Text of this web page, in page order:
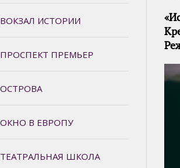
ВОКЗАЛ ИСТОРИИ
ПРОСПЕКТ ПРЕМЬЕР
ОСТРОВА
ОКНО В ЕВРОПУ
ТЕАТРАЛЬНАЯ ШКОЛА